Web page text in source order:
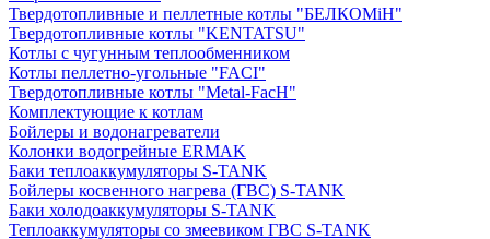
Твердотопливные и пеллетные котлы "БЕЛКОМiН"
Твердотопливные котлы "KENTATSU"
Котлы с чугунным теплообменником
Котлы пеллетно-угольные "FACI"
Твердотопливные котлы "Metal-FacH"
Комплектующие к котлам
Бойлеры и водонагреватели
Колонки водогрейные ERMAK
Баки теплоаккумуляторы S-TANK
Бойлеры косвенного нагрева (ГВС) S-TANK
Баки холодоаккумуляторы S-TANK
Теплоаккумуляторы со змеевиком ГВС S-TANK